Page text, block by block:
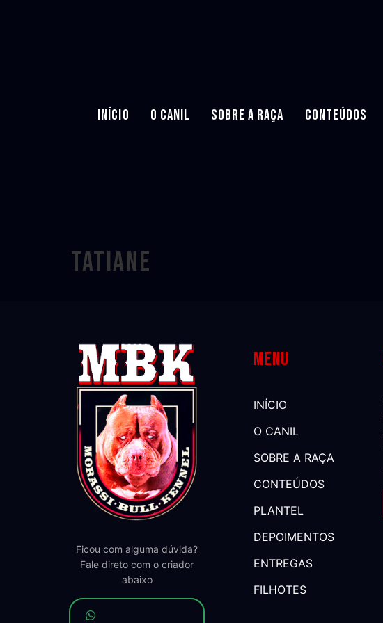
INÍCIO O CANIL SOBRE A RAÇA CONTEÚDOS
Tatiane
Ficou com alguma dúvida?
Fale direto com o criador
abaixo
Menu
INÍCIO
O CANIL
SOBRE A RAÇA
CONTEÚDOS
PLANTEL
DEPOIMENTOS
ENTREGAS
FILHOTES